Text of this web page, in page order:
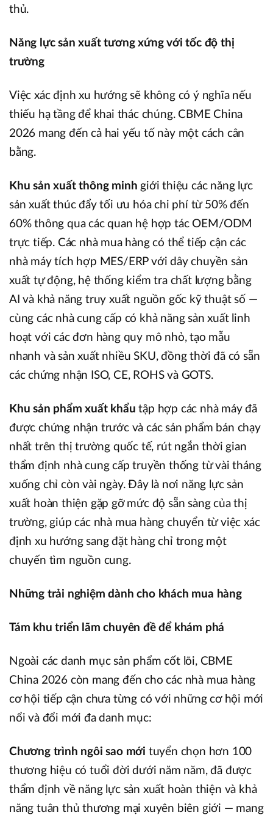
thủ.
Năng lực sản xuất tương xứng với tốc độ thị
trường
Việc xác định xu hướng sẽ không có ý nghĩa nếu
thiếu hạ tầng để khai thác chúng. CBME China
2026 mang đến cả hai yếu tố này một cách cân
bằng.
Khu sản xuất thông minh giới thiệu các năng lực
sản xuất thúc đẩy tối ưu hóa chi phí từ 50% đến
60% thông qua các quan hệ hợp tác OEM/ODM
trực tiếp. Các nhà mua hàng có thể tiếp cận các
nhà máy tích hợp MES/ERP với dây chuyền sản
xuất tự động, hệ thống kiểm tra chất lượng bằng
AI và khả năng truy xuất nguồn gốc kỹ thuật số —
cùng các nhà cung cấp có khả năng sản xuất linh
hoạt với các đơn hàng quy mô nhỏ, tạo mẫu
nhanh và sản xuất nhiều SKU, đồng thời đã có sẵn
các chứng nhận ISO, CE, ROHS và GOTS.
Khu sản phẩm xuất khẩu tập hợp các nhà máy đã
được chứng nhận trước và các sản phẩm bán chạy
nhất trên thị trường quốc tế, rút ngắn thời gian
thẩm định nhà cung cấp truyền thống từ vài tháng
xuống chỉ còn vài ngày. Đây là nơi năng lực sản
xuất hoàn thiện gặp gỡ mức độ sẵn sàng của thị
trường, giúp các nhà mua hàng chuyển từ việc xác
định xu hướng sang đặt hàng chỉ trong một
chuyến tìm nguồn cung.
Những trải nghiệm dành cho khách mua hàng
Tám khu triển lãm chuyên đề để khám phá
Ngoài các danh mục sản phẩm cốt lõi, CBME
China 2026 còn mang đến cho các nhà mua hàng
cơ hội tiếp cận chưa từng có với những cơ hội mới
nổi và đổi mới đa danh mục:
Chương trình ngôi sao mới tuyển chọn hơn 100
thương hiệu có tuổi đời dưới năm năm, đã được
thẩm định về năng lực sản xuất hoàn thiện và khả
năng tuân thủ thương mại xuyên biên giới — mang